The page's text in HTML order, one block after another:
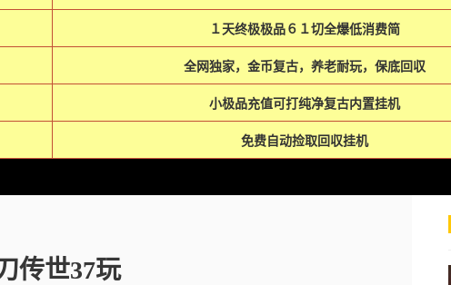
１天终极极品６１切全爆低消费简
全网独家，金币复古，养老耐玩，保底回収
小极品充值可打纯净复古内置挂机
免费自动捡取回収挂机
传世37玩